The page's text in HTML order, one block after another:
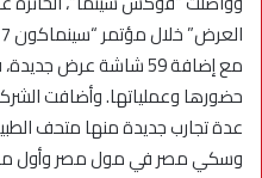
مع إضافة 59 شاشة عرض
حضورها وعملياتها. وأضافت
عدة تجارب جديدة منها متحف
وسكي مصر في مول مصر وأول